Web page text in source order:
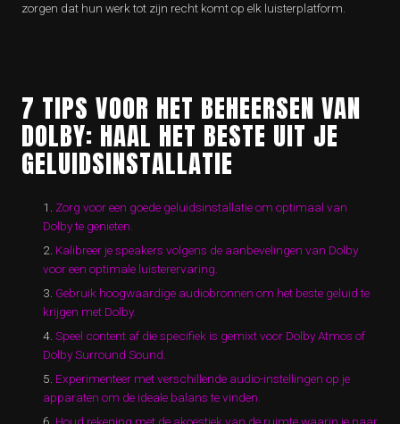
zorgen dat hun werk tot zijn recht komt op elk luisterplatform.
7 TIPS VOOR HET BEHEERSEN VAN
DOLBY: HAAL HET BESTE UIT JE
GELUIDSINSTALLATIE
Zorg voor een goede geluidsinstallatie om optimaal van
Dolby te genieten.
Kalibreer je speakers volgens de aanbevelingen van Dolby
voor een optimale luisterervaring.
Gebruik hoogwaardige audiobronnen om het beste geluid te
krijgen met Dolby.
Speel content af die specifiek is gemixt voor Dolby Atmos of
Dolby Surround Sound.
Experimenteer met verschillende audio-instellingen op je
apparaten om de ideale balans te vinden.